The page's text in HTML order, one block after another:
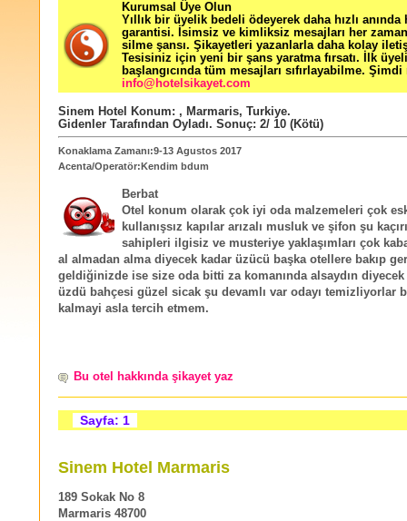
Kurumsal Üye Olun
Yıllık bir üyelik bedeli ödeyerek daha hızlı
garantisi. İsimsiz ve kimliksiz mesajları her zaman
silme şansı. Şikayetleri yazanlarla daha kolay
Tesisiniz için yeni bir şans yaratma fırsatı. İlk
başlangıcında tüm mesajları sıfırlayabilme. Şimdi
info@hotelsikayet.com
Sinem Hotel Konum: , Marmaris, Turkiye.
Gidenler Tarafından Oyladı. Sonuç: 2/ 10 (Kötü)
Konaklama Zamanı:9-13 Agustos 2017
Acenta/Operatör:Kendim bdum
Berbat
Otel konum olarak çok iyi oda malzemeleri çok
kullanışsız kapılar arızalı musluk ve şifon şu
sahipleri ilgisiz ve musteriye yaklaşımları çok
al almadan alma diyecek kadar üzücü başka otellere bakıp
geldiğinizde ise size oda bitti za komanında alsaydın
üzdü bahçesi güzel sicak şu devamlı var odayı temizliyorlar
kalmayi asla tercih etmem.
Bu otel hakkında şikayet yaz
Sayfa: 1
Sinem Hotel Marmaris
189 Sokak No 8
Marmaris 48700